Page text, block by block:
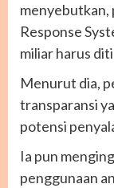
menyebutkan,
Response
miliar harus
Menurut dia,
transparansi
potensi
Ia pun
penggunaan